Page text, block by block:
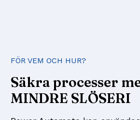
FÖR VEM OCH HUR?
Säkra processer
MINDRE SLÖSERI